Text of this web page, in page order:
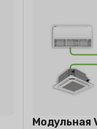
Модульная